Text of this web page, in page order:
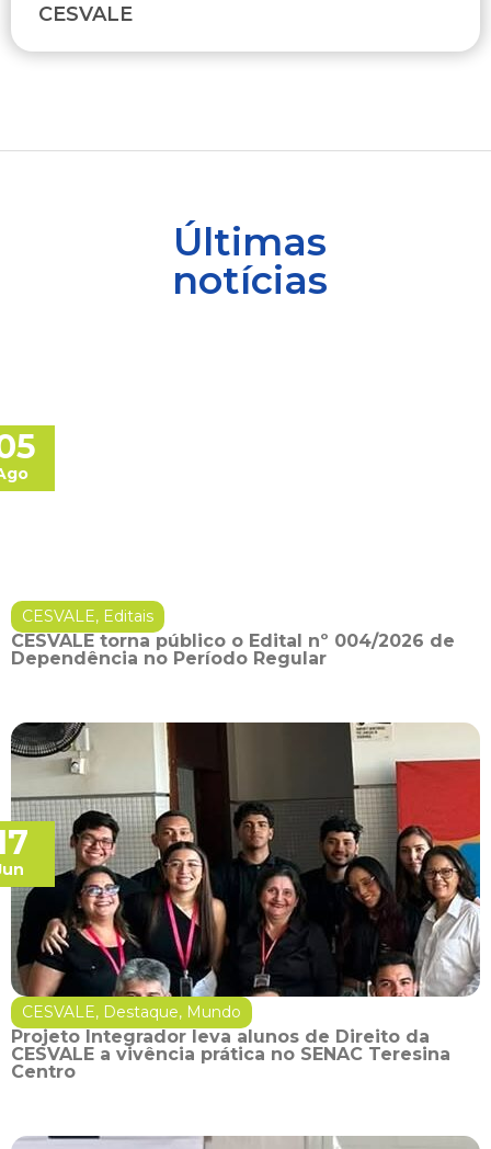
CESVALE
Últimas
notícias
CESVALE, Editais
CESVALE torna público o Edital nº 004/2026 de
Dependência no Período Regular
CESVALE, Destaque, Mundo
Projeto Integrador leva alunos de Direito da
CESVALE a vivência prática no SENAC Teresina
Centro